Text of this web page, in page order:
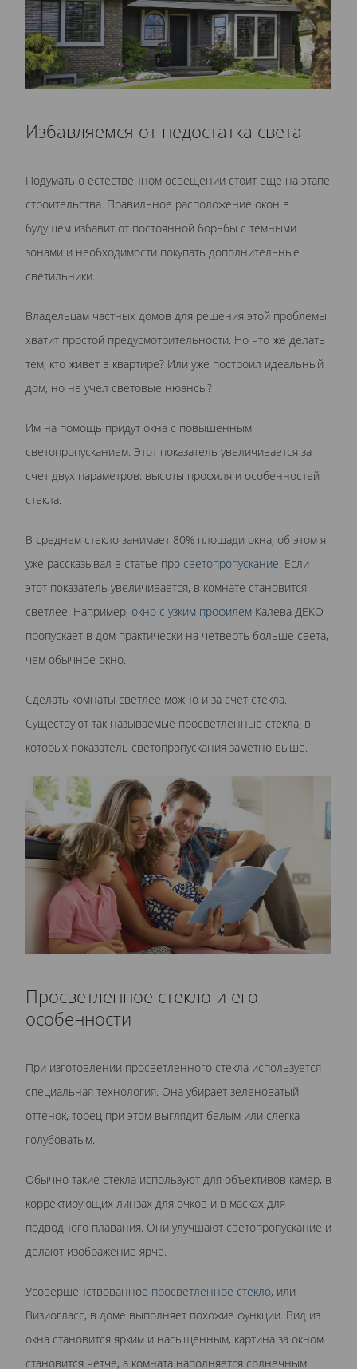
Избавляемся от недостатка света
Подумать о естественном освещении стоит еще на этапе
строительства. Правильное расположение окон в
будущем избавит от постоянной борьбы с темными
зонами и необходимости покупать дополнительные
светильники.
Владельцам частных домов для решения этой проблемы
хватит простой предусмотрительности. Но что же делать
тем, кто живет в квартире? Или уже построил идеальный
дом, но не учел световые нюансы?
Им на помощь придут окна с повышенным
светопропусканием. Этот показатель увеличивается за
счет двух параметров: высоты профиля и особенностей
стекла.
В среднем стекло занимает 80% площади окна, об этом я
уже рассказывал в статье про светопропускание. Если
этот показатель увеличивается, в комнате становится
светлее. Например, окно с узким профилем Калева ДЕКО
пропускает в дом практически на четверть больше света,
чем обычное окно.
Сделать комнаты светлее можно и за счет стекла.
Существуют так называемые просветленные стекла, в
которых показатель светопропускания заметно выше.
Просветленное стекло и его
особенности
При изготовлении просветленного стекла используется
специальная технология. Она убирает зеленоватый
оттенок, торец при этом выглядит белым или слегка
голубоватым.
Обычно такие стекла используют для объективов камер, в
корректирующих линзах для очков и в масках для
подводного плавания. Они улучшают светопропускание и
делают изображение ярче.
Усовершенствованное просветленное стекло, или
Визиогласс, в доме выполняет похожие функции. Вид из
окна становится ярким и насыщенным, картина за окном
становится четче, а комната наполняется солнечным